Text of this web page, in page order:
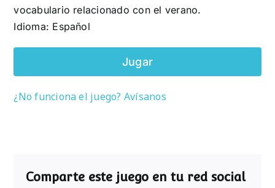
vocabulario relacionado con el verano.
Idioma: Español
Jugar
¿No funciona el juego? Avísanos
Comparte este juego en tu red social